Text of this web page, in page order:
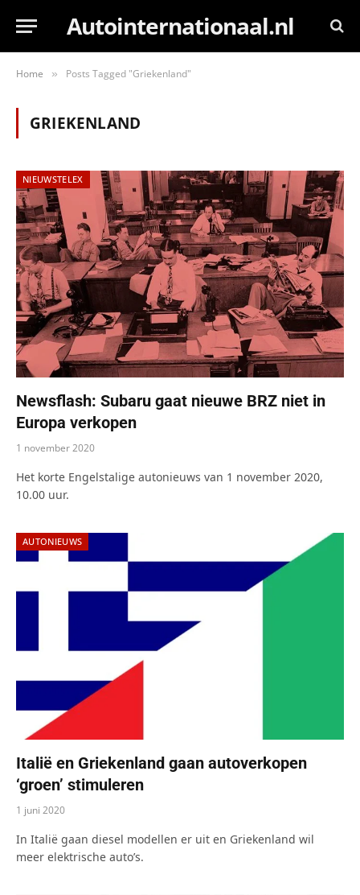
Autointernationaal.nl
Home » Posts Tagged "Griekenland"
GRIEKENLAND
NIEUWSTELEX
Newsflash: Subaru gaat nieuwe BRZ niet in
Europa verkopen
1 november 2020
Het korte Engelstalige autonieuws van 1 november 2020,
10.00 uur.
AUTONIEUWS
Italië en Griekenland gaan autoverkopen
‘groen’ stimuleren
1 juni 2020
In Italië gaan diesel modellen er uit en Griekenland wil
meer elektrische auto’s.